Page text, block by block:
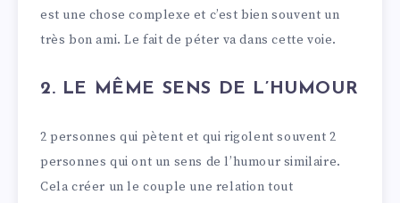
est une chose complexe et c’est bien souvent un
très bon ami. Le fait de péter va dans cette voie.
2. LE MÊME SENS DE L’HUMOUR
2 personnes qui pètent et qui rigolent souvent 2
personnes qui ont un sens de l’humour similaire.
Cela créer un le couple une relation tout